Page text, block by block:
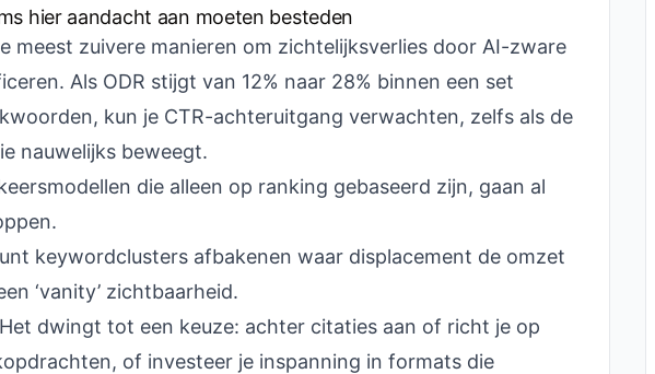
hier aandacht aan moeten besteden
meest zuivere manieren om zichtelijksverlies door AI-zware
Als ODR stijgt van 12% naar 28% binnen een set
kun je CTR-achteruitgang verwachten, zelfs als de
nauwelijks beweegt.
die alleen op ranking gebaseerd zijn, gaan al
keywordclusters afbakenen waar displacement de omzet
‘vanity’ zichtbaarheid.
Het dwingt tot een keuze: achter citaties aan of richt je op
of investeer je inspanning in formats die